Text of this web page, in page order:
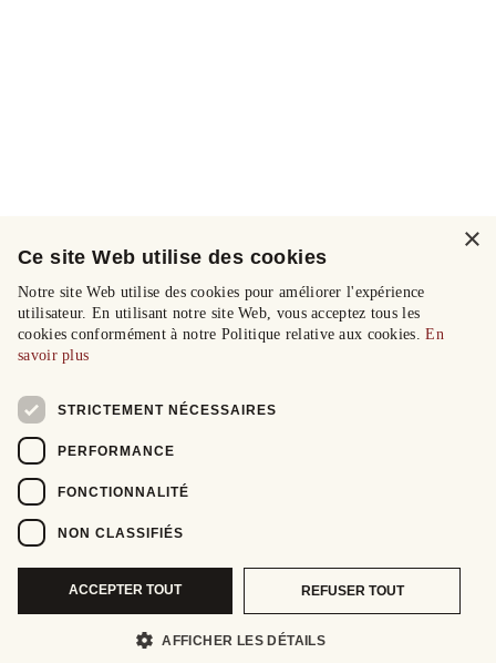
×
Ce site Web utilise des cookies
Notre site Web utilise des cookies pour améliorer l'expérience
utilisateur. En utilisant notre site Web, vous acceptez tous les
cookies conformément à notre Politique relative aux cookies.En
savoir plus
STRICTEMENT NÉCESSAIRES
PERFORMANCE
FONCTIONNALITÉ
NON CLASSIFIÉS
ACCEPTER TOUT REFUSER TOUT
AFFICHER LES DÉTAILS